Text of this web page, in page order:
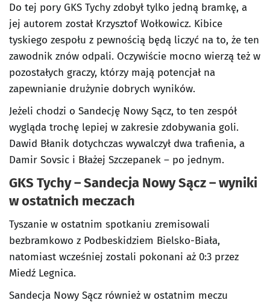
Do tej pory GKS Tychy zdobył tylko jedną bramkę, a
jej autorem został Krzysztof Wołkowicz. Kibice
tyskiego zespołu z pewnością będą liczyć na to, że ten
zawodnik znów odpali. Oczywiście mocno wierzą też w
pozostałych graczy, którzy mają potencjał na
zapewnianie drużynie dobrych wyników.
Jeżeli chodzi o Sandecję Nowy Sącz, to ten zespół
wygląda trochę lepiej w zakresie zdobywania goli.
Dawid Błanik dotychczas wywalczył dwa trafienia, a
Damir Sovsic i Błażej Szczepanek – po jednym.
GKS Tychy – Sandecja Nowy Sącz – wyniki
w ostatnich meczach
Tyszanie w ostatnim spotkaniu zremisowali
bezbramkowo z Podbeskidziem Bielsko-Biała,
natomiast wcześniej zostali pokonani aż 0:3 przez
Miedź Legnica.
Sandecja Nowy Sącz również w ostatnim meczu